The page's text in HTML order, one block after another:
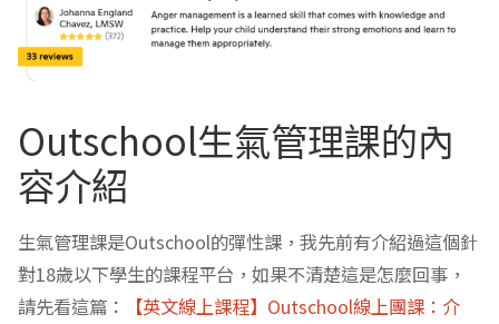
Outschool生氣管理課的內
容介紹
生氣管理課是Outschool的彈性課，我先前有介紹過這個針
對18歲以下學生的課程平台，如果不清楚這是怎麼回事，
請先看這篇：
【英文線上課程】Outschool線上團課：介